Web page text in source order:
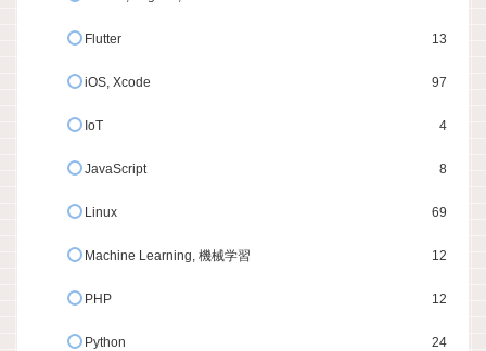
Flutter 13
iOS, Xcode 97
IoT 4
JavaScript 8
Linux 69
Machine Learning, 機械学習 12
PHP 12
Python 24